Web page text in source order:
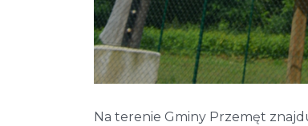
Na terenie Gminy Przemęt